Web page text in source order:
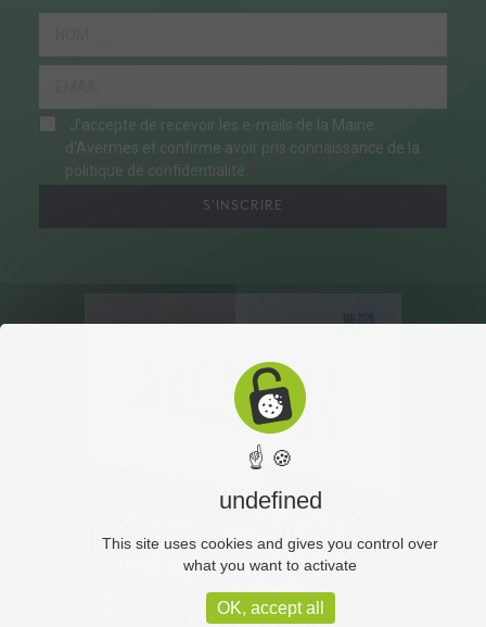
J'accepte de recevoir les e-mails de la Mairie
d'Avermes et confirme avoir pris connaissance de la
politique de confidentialité.
S'INSCRIRE
☝ 🍪
undefined
This site uses cookies and gives you control over
what you want to activate
OK, accept all